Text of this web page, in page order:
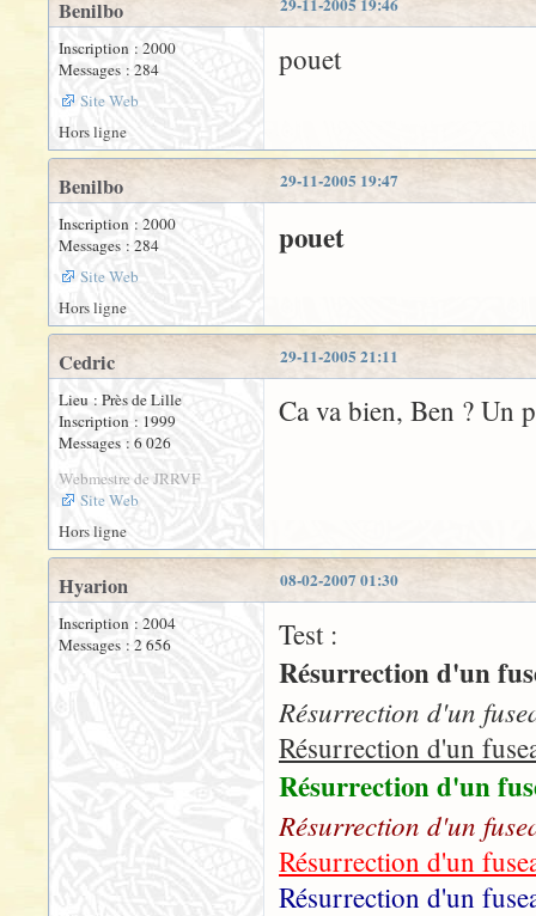
29-11-2005 19:46
Benilbo
Inscription : 2000
Messages : 284
Site Web
pouet
Hors ligne
29-11-2005 19:47
Benilbo
Inscription : 2000
Messages : 284
Site Web
pouet
Hors ligne
29-11-2005 21:11
Cedric
Lieu : Près de Lille
Inscription : 1999
Messages : 6 026
Webmestre de JRRVF
Site Web
Ca va bien, Ben ? Un
Hors ligne
08-02-2007 01:30
Hyarion
Inscription : 2004
Messages : 2 656
Test :
Résurrection d'un
Résurrection d'un
Résurrection d'un
Résurrection d'un
Résurrection d'un
Résurrection d'un
Résurrection d'un